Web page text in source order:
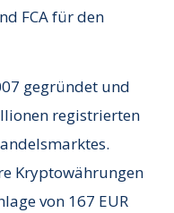
FCA für den
gegründet und
registrierten
Kryptowährungen
von 167 EUR